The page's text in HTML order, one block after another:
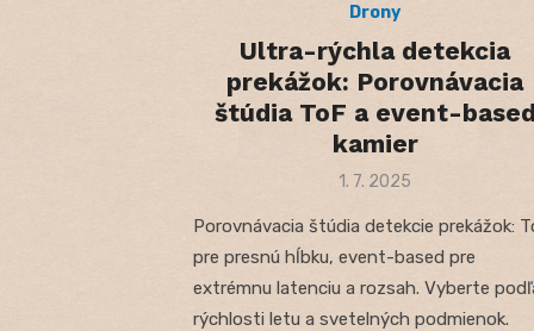
Drony
Ultra-rýchla detekcia
prekážok: Porovnávacia
štúdia ToF a event-
kamier
Posted
1. 7. 2025
Porovnávacia štúdia detekcie prekážok:
pre presnú hĺbku, event-based pre
extrémnu latenciu a rozsah. Vyberte
rýchlosti letu a svetelných podmienok.